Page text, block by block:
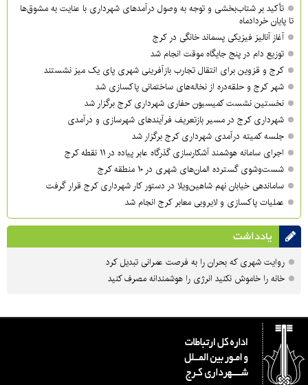
تأکید بر شتاب‌بخشی و توجه به وصول درآمدهای شهرداری با عنایت به مشوق‌ها
تا پایان خردادماه
آغاز آنالیز فیزیکی پسماند خانگی در کرج
توزیع دام در پنج جایگاه موقت انجام شد
کرج و قزوین برای انتقال تجارب بازآفرینی شهری پای یک میز نشستند
شهر کرج و حلقه‌دره از نخاله‌های ساختمانی پاکسازی شد
نخستین نشست کمیسیون حفاری شهرداری کرج برگزار شد
شهرداری کرج در مسیر بازتعریف فرآیندهای شهرسازی و درآمدی
جلسه کمیته درآمدی شهرداری کرج برگزار شد
اجرای سامانه هوشمند آشکارسازی گذرگاه عابر پیاده در ۱۱ نقطه کرج
شست‌وشوی گسترده المان‌های شهری در ۱۰ منطقه کرج
ساماندهی خیابان نهم شاهین‌ویلا در دستور کار شهرداری کرج قرار گرفت
عملیات پاکسازی و لایروبی معابر کرج انجام شد
یادداشت
روایت شهری که بحران را به فرصت عمرانی تبدیل کرد
خانه را خاموش نکنید انرژی را هوشمندانه مصرف کنید